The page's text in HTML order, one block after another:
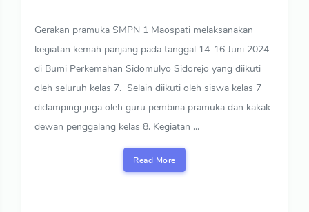
Gerakan pramuka SMPN 1 Maospati melaksanakan
kegiatan kemah panjang pada tanggal 14-16 Juni 2024
di Bumi Perkemahan Sidomulyo Sidorejo yang diikuti
oleh seluruh kelas 7. Selain diikuti oleh siswa kelas 7
didampingi juga oleh guru pembina pramuka dan kakak
dewan penggalang kelas 8. Kegiatan ...
Read More